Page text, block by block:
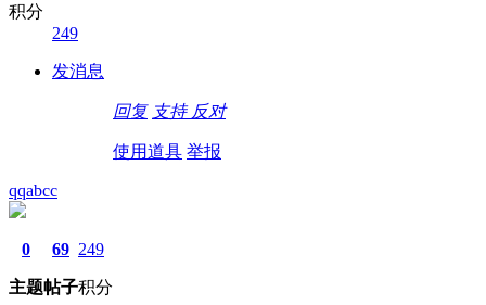
积分
249
发消息
回复 支持 反对
使用道具 举报
qqabcc
0
主题
69
帖子
249
积分